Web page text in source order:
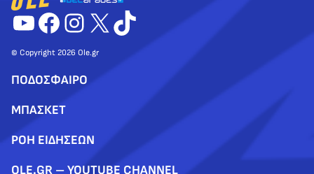
YouTube
Facebook
Instagram
X TikTok
© Copyright 2026 Ole.gr
ΠΟΔΟΣΦΑΙΡΟ
ΜΠΑΣΚΕΤ
ΡΟΗ ΕΙΔΗΣΕΩΝ
OLE.GR – YOUTUBE CHANNEL